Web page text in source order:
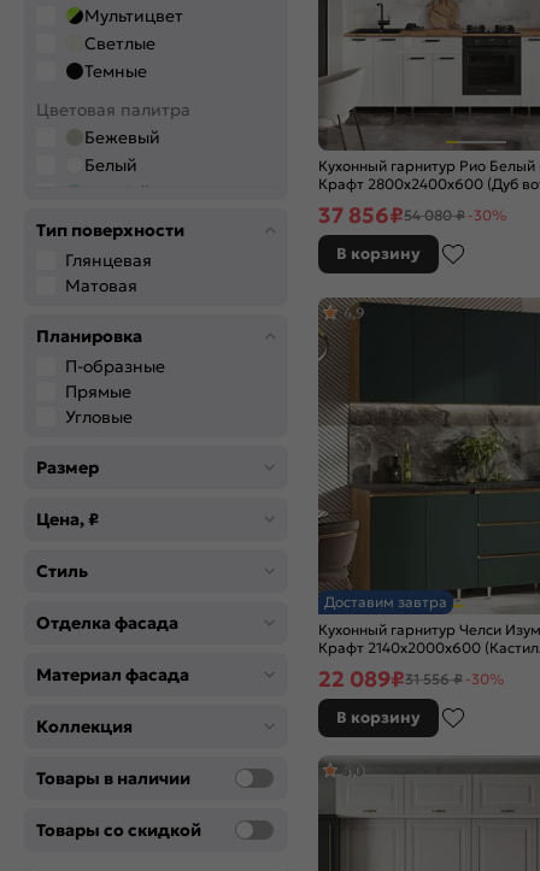
Мультицвет
Светлые
Темные
Цветовая палитра
Бежевый
Белый
Голубой
Зелёный
Красный
Розовый
Салатовый
Серый
Черный
Цвет
Brown Casella Oak 2S
Cappuccino Veralinga
Clay Silk
Cream Silkwood
Graphite Softwood
Тип поверхности
Глянцевая
Матовая
Планировка
П-образные
Прямые
Угловые
Размер
Цена, ₽
Стиль
Отделка фасада
Материал фасада
Коллекция
Товары в наличии
Товары со скидкой
Кухонный гарнитур Рио
Крафт 2800x2400x600 (Дуб
37 856₽54 080 ₽ -30%
В корзину
Доставим завтра
Кухонный гарнитур Челси
Крафт 2140x2000x600
4,9
22 089₽31 556 ₽ -30%
В корзину
5,0